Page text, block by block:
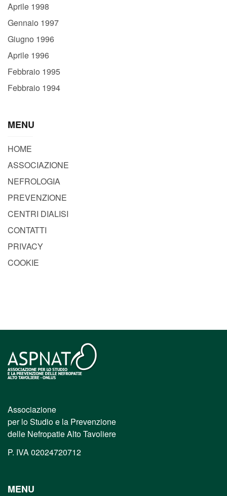
Aprile 1998
Gennaio 1997
Giugno 1996
Aprile 1996
Febbraio 1995
Febbraio 1994
MENU
HOME
ASSOCIAZIONE
NEFROLOGIA
PREVENZIONE
CENTRI DIALISI
CONTATTI
PRIVACY
COOKIE
Associazione
per lo Studio e la Prevenzione
delle Nefropatie Alto Tavoliere
P. IVA 02024720712
MENU